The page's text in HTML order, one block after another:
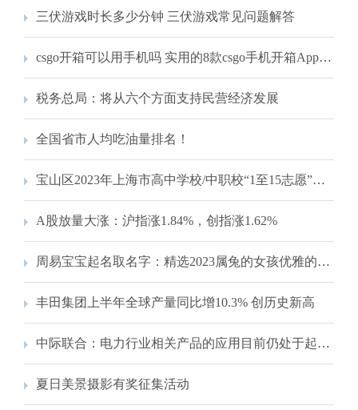
三伏游戏时长多少分钟 三伏游戏常见问题解答
csgo开箱可以用手机吗 实用的8款csgo手机开箱App一览
税务总局：将从六个方面支持民营经济发展
全国省市人均吃油量排名！
宝山区2023年上海市高中学校/中职校“1至15志愿”统一招生录取最低分数线公布！
A股放量大涨：沪指涨1.84%，创指涨1.62%
周易宝宝起名取名字：精选2023属兔的女孩优雅的好名字
丰田集团上半年全球产量同比增10.3% 创历史新高
中际联合：电力行业相关产品的应用目前仍处于起步阶段
夏日美景摄影有奖征集活动